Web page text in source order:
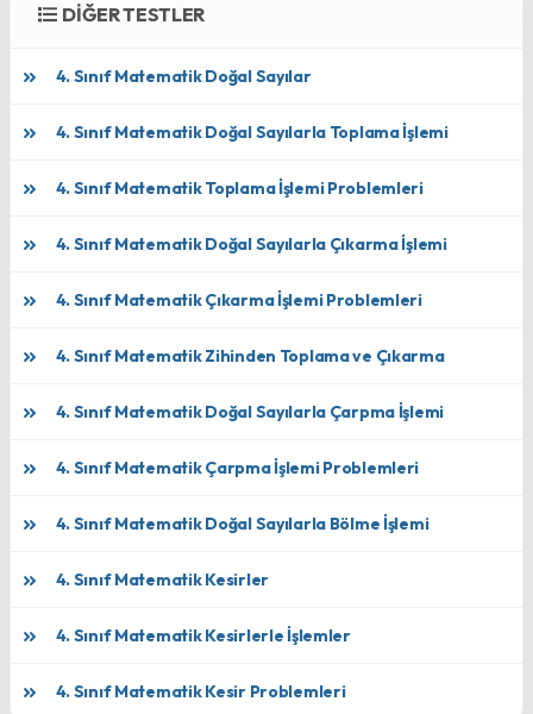
DİĞER TESTLER
4. Sınıf Matematik Doğal Sayılar
4. Sınıf Matematik Doğal Sayılarla Toplama İşlemi
4. Sınıf Matematik Toplama İşlemi Problemleri
4. Sınıf Matematik Doğal Sayılarla Çıkarma İşlemi
4. Sınıf Matematik Çıkarma İşlemi Problemleri
4. Sınıf Matematik Zihinden Toplama ve Çıkarma
4. Sınıf Matematik Doğal Sayılarla Çarpma İşlemi
4. Sınıf Matematik Çarpma İşlemi Problemleri
4. Sınıf Matematik Doğal Sayılarla Bölme İşlemi
4. Sınıf Matematik Kesirler
4. Sınıf Matematik Kesirlerle İşlemler
4. Sınıf Matematik Kesir Problemleri